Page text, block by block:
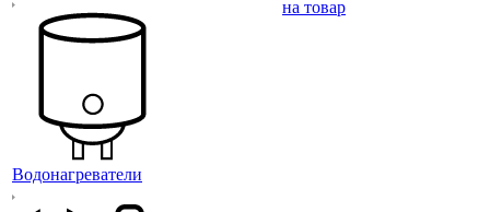
Водонагреватели
на товар